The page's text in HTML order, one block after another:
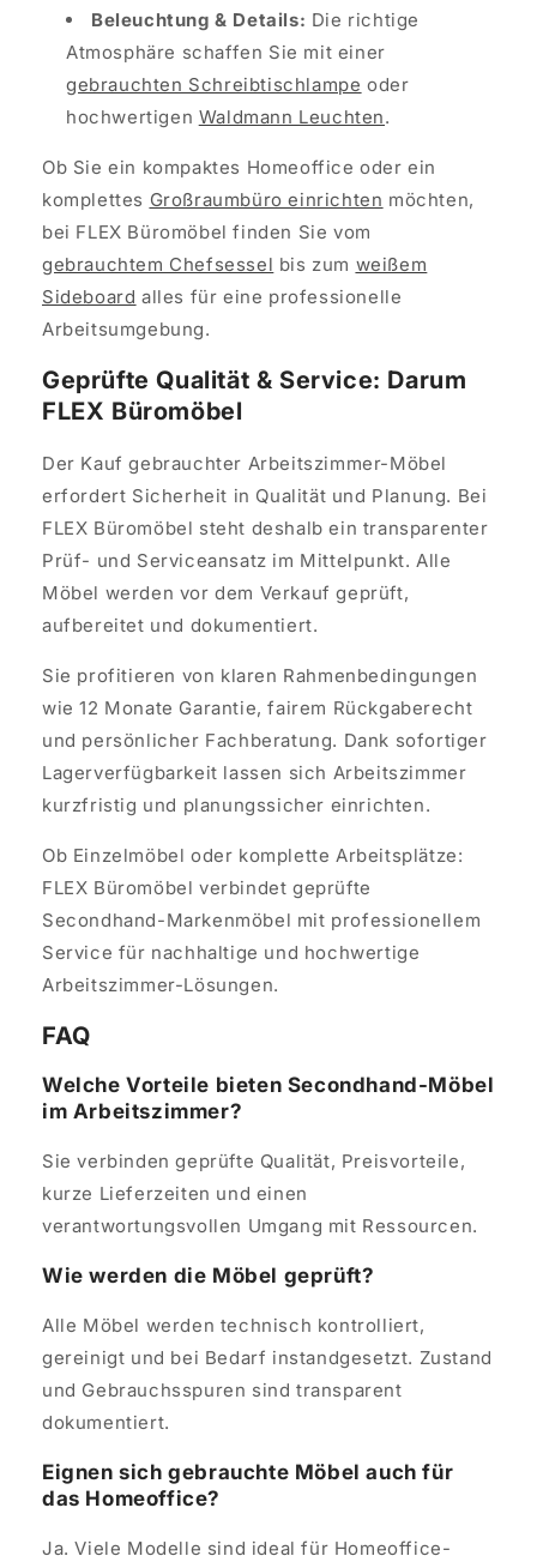
Beleuchtung & Details: Die richtige
Atmosphäre schaffen Sie mit einer
gebrauchten Schreibtischlampe oder
hochwertigen Waldmann Leuchten.
Ob Sie ein kompaktes Homeoffice oder ein
komplettes Großraumbüro einrichten möchten,
bei FLEX Büromöbel finden Sie vom
gebrauchtem Chefsessel bis zum weißem
Sideboard alles für eine professionelle
Arbeitsumgebung.
Geprüfte Qualität & Service: Darum
FLEX Büromöbel
Der Kauf gebrauchter Arbeitszimmer-Möbel
erfordert Sicherheit in Qualität und Planung. Bei
FLEX Büromöbel steht deshalb ein transparenter
Prüf- und Serviceansatz im Mittelpunkt. Alle
Möbel werden vor dem Verkauf geprüft,
aufbereitet und dokumentiert.
Sie profitieren von klaren Rahmenbedingungen
wie 12 Monate Garantie, fairem Rückgaberecht
und persönlicher Fachberatung. Dank sofortiger
Lagerverfügbarkeit lassen sich Arbeitszimmer
kurzfristig und planungssicher einrichten.
Ob Einzelmöbel oder komplette Arbeitsplätze:
FLEX Büromöbel verbindet geprüfte
Secondhand-Markenmöbel mit professionellem
Service für nachhaltige und hochwertige
Arbeitszimmer-Lösungen.
FAQ
Welche Vorteile bieten Secondhand-Möbel
im Arbeitszimmer?
Sie verbinden geprüfte Qualität, Preisvorteile,
kurze Lieferzeiten und einen
verantwortungsvollen Umgang mit Ressourcen.
Wie werden die Möbel geprüft?
Alle Möbel werden technisch kontrolliert,
gereinigt und bei Bedarf instandgesetzt. Zustand
und Gebrauchsspuren sind transparent
dokumentiert.
Eignen sich gebrauchte Möbel auch für
das Homeoffice?
Ja. Viele Modelle sind ideal für Homeoffice-